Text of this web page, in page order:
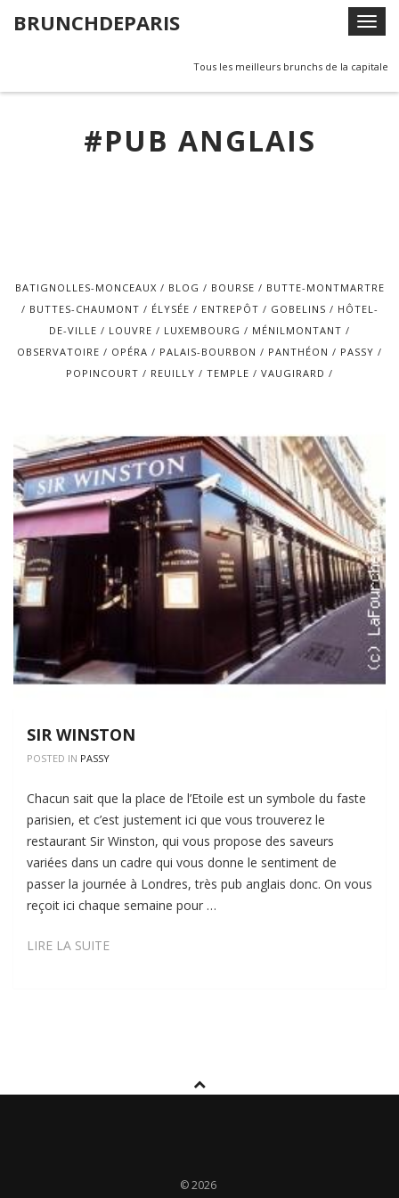
T
g
g
t
i
n
BRUNCHDEPARIS
Tous les meilleurs brunchs de la capitale
#PUB ANGLAIS
BATIGNOLLES-MONCEAUX BLOG BOURSE
BUTTE-MONTMARTRE
BUTTES-CHAUMONT
ÉLYSÉE ENTREPÔT GOBELINS
HÔTEL-
DE-VILLE
LOUVRE LUXEMBOURG
MÉNILMONTANT
OBSERVATOIRE
OPÉRA PALAIS-BOURBON PANTHÉON
PASSY
POPINCOURT
REUILLY TEMPLE VAUGIRARD
SIR WINSTON
POSTED IN PASSY
Chacun sait que la place de l’Etoile est un symbole du faste
parisien, et c’est justement ici que vous trouverez le
restaurant Sir Winston, qui vous propose des saveurs
variées dans un cadre qui vous donne le sentiment de
passer la journée à Londres, très pub anglais donc. On vous
reçoit ici chaque semaine pour …
LIRE LA SUITESIR
© 2026